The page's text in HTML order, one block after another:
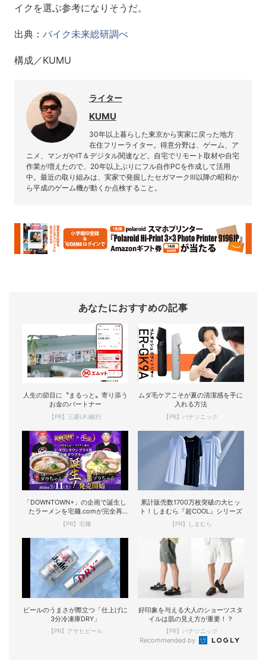
イクを選ぶ参考になりそうだ。
出典： バイク未来総研調べ
構成／KUMU
ライター
KUMU
30年以上暮らした東京から実家に戻った地方
在住フリーライター。得意分野は、ゲーム、ア
ニメ、マンガやIT＆デジタル関連など。自宅でリモート取材や自宅
作業が増えたので、20年以上ぶりにフル自作PCを作成して活用
中。最近の取り組みは、実家で発掘したセガマークⅢ以降の昭和か
ら平成のゲーム機が動くか点検すること。
あなたにおすすめの記事
人生の節目に〝まるっと〟寄り添う
お金のパートナー
【PR】三菱UFJ銀行
ムダ毛ケアこそが夏の清潔感を手に
入れる方法
【PR】パナソニック
「DOWNTOWN+」の企画で誕生し
たラーメンを宅麺.comが完全再
現！
【PR】宅麺
累計販売数1700万枚突破の大ヒッ
ト！しまむら『超COOL』シリーズ
【PR】しまむら
ビールのうまさが際立つ「仕上げに
3分冷凍庫DRY」
【PR】アサヒビール
好印象を与える大人のショーツスタ
イルは肌の見え方が重要！？
【PR】パナソニック
Recommended by